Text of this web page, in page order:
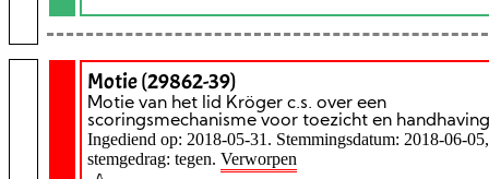
Motie (29862-39)
Motie van het lid Kröger c.s. over een
scoringsmechanisme voor toezicht en handhaving
Ingediend op: 2018-05-31. Stemmingsdatum: 2018-06-05,
stemgedrag: tegen. Verworpen